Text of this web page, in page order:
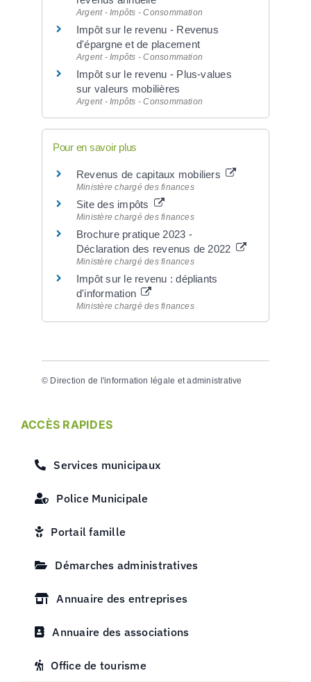
Argent - Impôts - Consommation
Impôt sur le revenu - Revenus
d'épargne et de placement
Argent - Impôts - Consommation
Impôt sur le revenu - Plus-values
sur valeurs mobilières
Argent - Impôts - Consommation
Pour en savoir plus
Revenus de capitaux mobiliers
Ministère chargé des finances
Site des impôts
Ministère chargé des finances
Brochure pratique 2023 -
Déclaration des revenus de 2022
Ministère chargé des finances
Impôt sur le revenu : dépliants
d'information
Ministère chargé des finances
© Direction de l'information légale et administrative
ACCÈS RAPIDES
Services municipaux
Police Municipale
Portail famille
Démarches administratives
Annuaire des entreprises
Annuaire des associations
Office de tourisme